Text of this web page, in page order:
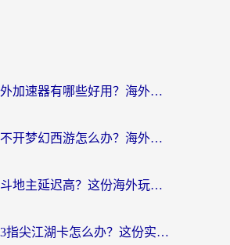
闪耀暖暖国外加速器有哪些好用？海外党亲测的国服游戏加速终极指南
在柬埔寨打不开梦幻西游怎么办？海外玩家国服游戏加速终极指南
国外打欢乐斗地主延迟高？这份海外玩家国服游戏加速指南帮你解决卡顿烦恼
非洲玩剑网3指尖江湖卡怎么办？这份实测有效的国服游戏加速指南请收好